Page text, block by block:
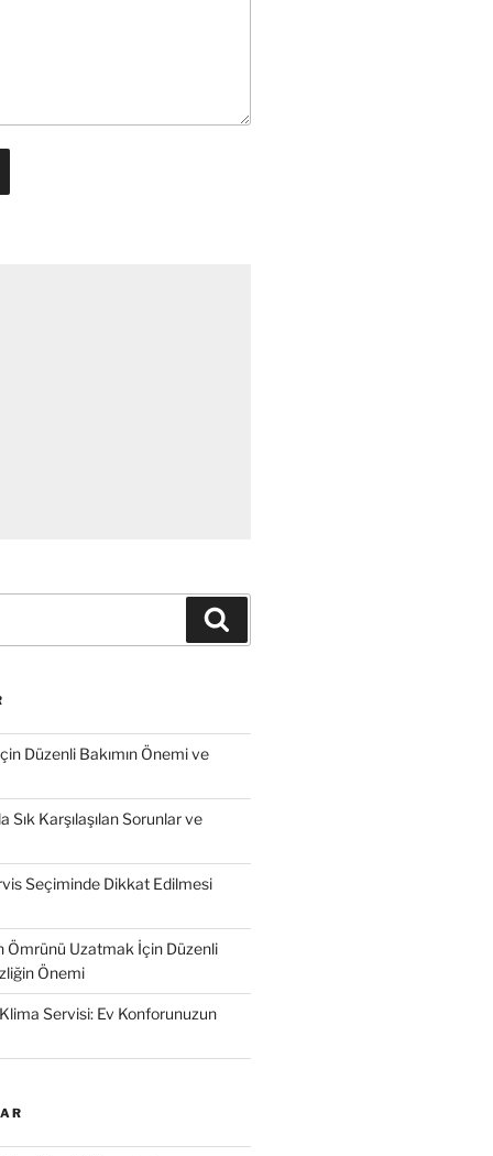
Düzenli Bakımın Önemi ve
Sık Karşılaşılan Sorunlar ve
Seçiminde Dikkat Edilmesi
Ömrünü Uzatmak İçin Düzenli
Önemi
Servisi: Ev Konforunuzun